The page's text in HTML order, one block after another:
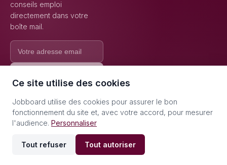
conseils emploi
directement dans votre
boîte mail.
Gérer les cookies
Ce site utilise des cookies
Jobboard utilise des cookies pour assurer le bon
fonctionnement du site et, avec votre accord, pour mesurer
l'audience. Personnaliser
Tout refuser Tout autoriser